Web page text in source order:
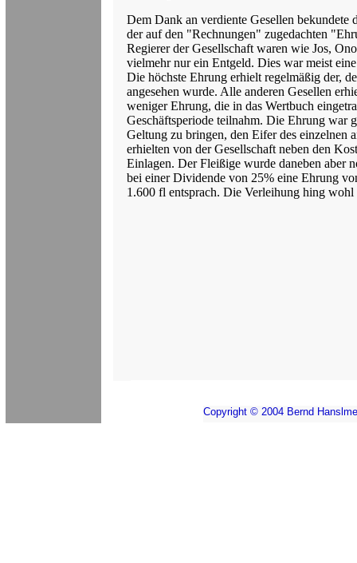
Dem Dank an verdiente Gesellen
der auf den "Rechnungen" zugedachten
Regierer der Gesellschaft waren wie Jos,
vielmehr nur ein Entgeld. Dies war meist
Die höchste Ehrung erhielt regelmäßig der,
angesehen wurde. Alle anderen Gesellen
weniger Ehrung, die in das Wertbuch
Geschäftsperiode teilnahm. Die Ehrung war
Geltung zu bringen, den Eifer des einzelnen
erhielten von der Gesellschaft neben den
Einlagen. Der Fleißige wurde daneben aber
bei einer Dividende von 25% eine Ehrung
1.600 fl entsprach. Die Verleihung hing wohl
Copyright © 2004 Bernd